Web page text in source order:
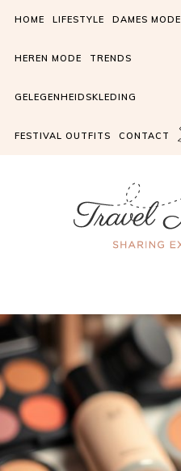
HOME LIFESTYLE DAMES MODE
HEREN MODE TRENDS
GELEGENHEIDSKLEDING
FESTIVAL OUTFITS CONTACT